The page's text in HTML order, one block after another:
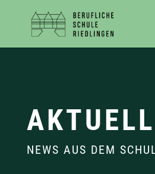
NEWS AUS DEM